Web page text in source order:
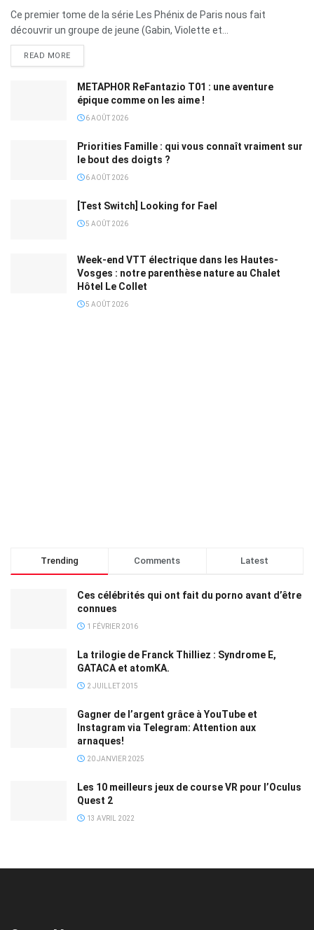
Ce premier tome de la série Les Phénix de Paris nous fait
découvrir un groupe de jeune (Gabin, Violette et...
READ MORE
METAPHOR ReFantazio T01 : une aventure
épique comme on les aime !
6 AOÛT 2026
Priorities Famille : qui vous connaît vraiment sur
le bout des doigts ?
6 AOÛT 2026
[Test Switch] Looking for Fael
5 AOÛT 2026
Week-end VTT électrique dans les Hautes-
Vosges : notre parenthèse nature au Chalet
Hôtel Le Collet
5 AOÛT 2026
Trending Comments Latest
Ces célébrités qui ont fait du porno avant d’être
connues
1 FÉVRIER 2016
La trilogie de Franck Thilliez : Syndrome E,
GATACA et atomKA.
2 JUILLET 2015
Gagner de l’argent grâce à YouTube et
Instagram via Telegram: Attention aux
arnaques!
20 JANVIER 2025
Les 10 meilleurs jeux de course VR pour l’Oculus
Quest 2
13 AVRIL 2022